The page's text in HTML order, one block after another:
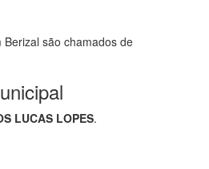
são chamados de
LUCAS LOPES.